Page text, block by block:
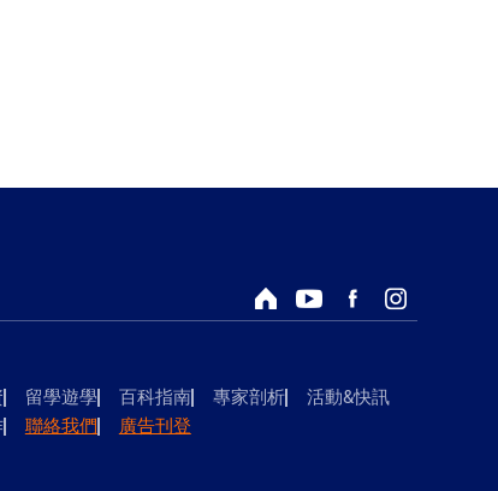
回首頁Youtube頻道
Facebook粉絲專頁
Instagram
留學遊學 百科指南 專家剖析
活動&快訊
聯絡我們 廣告刊登